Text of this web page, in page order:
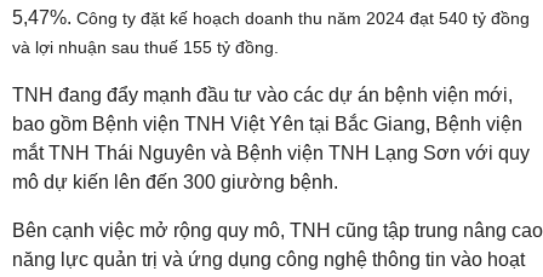
5,47%. Công ty đặt kế hoạch doanh thu năm 2024 đạt 540 tỷ đồng
và lợi nhuận sau thuế 155 tỷ đồng.
TNH đang đẩy mạnh đầu tư vào các dự án bệnh viện mới,
bao gồm Bệnh viện TNH Việt Yên tại Bắc Giang, Bệnh viện
mắt TNH Thái Nguyên và Bệnh viện TNH Lạng Sơn với quy
mô dự kiến lên đến 300 giường bệnh.
Bên cạnh việc mở rộng quy mô, TNH cũng tập trung nâng cao
năng lực quản trị và ứng dụng công nghệ thông tin vào hoạt